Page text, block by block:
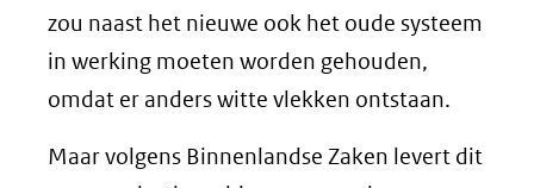
zou naast het nieuwe ook het oude systeem
in werking moeten worden gehouden,
omdat er anders witte vlekken ontstaan.
Maar volgens Binnenlandse Zaken levert dit